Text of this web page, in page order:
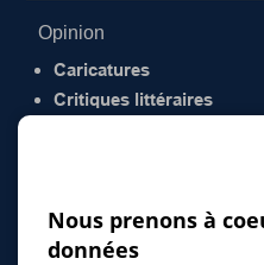
Opinion
Caricatures
Critiques littéraires
Nous prenons à
données